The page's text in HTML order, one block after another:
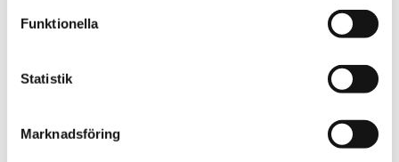
förutom för kakor som är nödvändiga för att hemsidan
ska fungera se mer under inställningar.
Funktionella
Statistik
Marknadsföring